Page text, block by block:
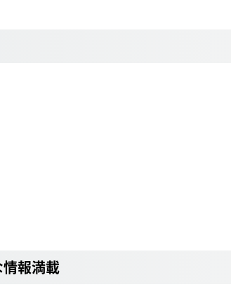
報満載